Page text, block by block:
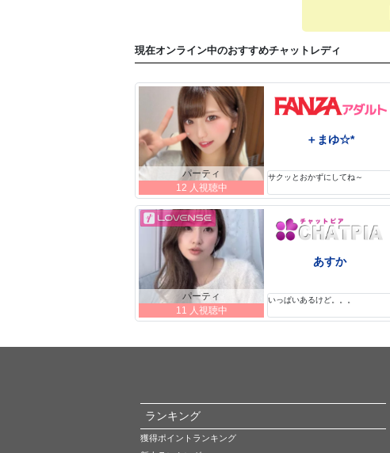
現在オンライン中のおすすめチャットレディ
パーティ
12 人視聴中
＋まゆ☆*
サクッとおかずにしてね～
パーティ
11 人視聴中
あすか
いっぱいあるけど。。。
ランキング
獲得ポイントランキング